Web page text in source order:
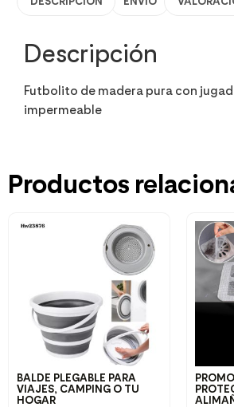
Descripción
Futbolito de madera pura con
impermeable
Productos
BALDE PLEGABLE PARA
VIAJES, CAMPING O TU
HOGAR